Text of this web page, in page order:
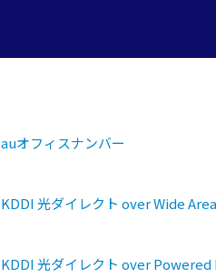
auオフィスナンバー
KDDI 光ダイレクト over Wide
KDDI 光ダイレクト over